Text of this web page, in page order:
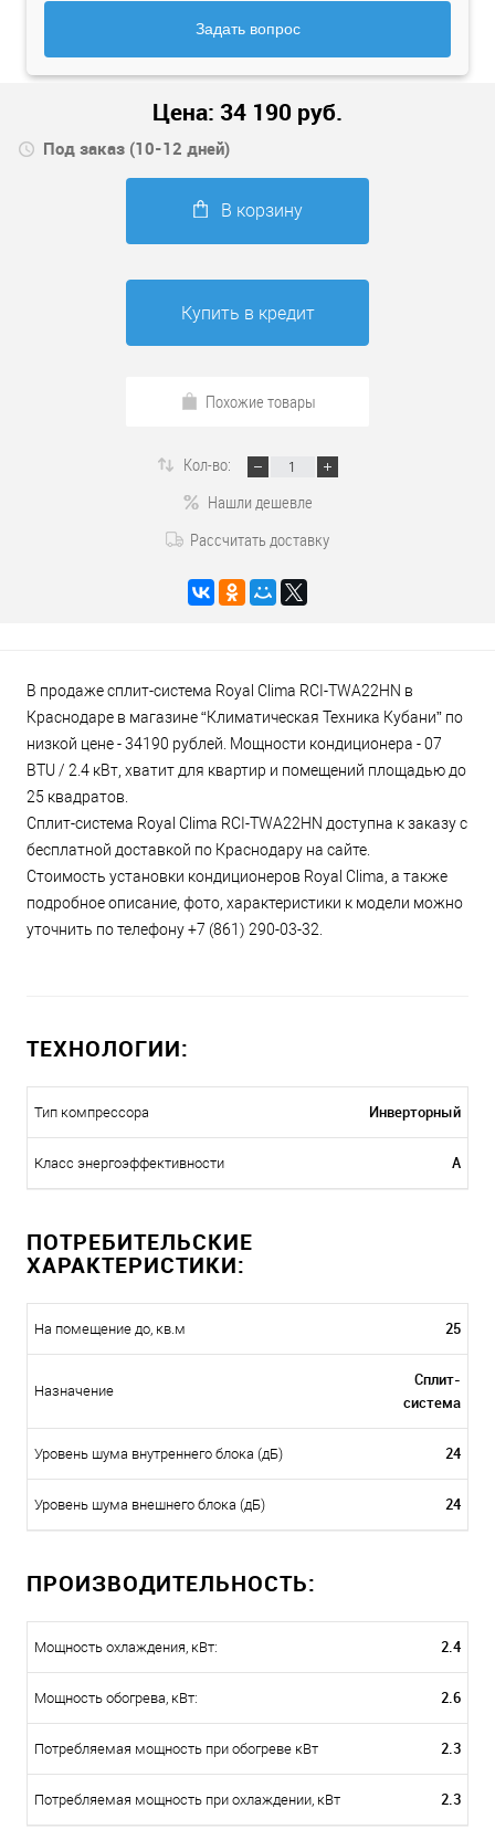
Задать вопрос
Цена: 34 190 руб.
Под заказ (10-12 дней)
В корзину
Купить в кредит
Похожие товары
Кол-во:
Нашли дешевле
Рассчитать доставку
В продаже сплит-система Royal Clima RCI-TWA22HN в
Краснодаре в магазине “Климатическая Техника Кубани” по
низкой цене - 34190 рублей. Мощности кондиционера - 07
BTU / 2.4 кВт, хватит для квартир и помещений площадью до
25 квадратов.
Сплит-система Royal Clima RCI-TWA22HN доступна к заказу с
бесплатной доставкой по Краснодару на сайте.
Стоимость установки кондиционеров Royal Clima, а также
подробное описание, фото, характеристики к модели можно
уточнить по телефону +7 (861) 290-03-32.
ТЕХНОЛОГИИ:
Тип компрессора Инверторный
Класс энергоэффективности A
ПОТРЕБИТЕЛЬСКИЕ
ХАРАКТЕРИСТИКИ:
На помещение до, кв.м 25
Назначение
Сплит-
система
Уровень шума внутреннего блока (дБ) 24
Уровень шума внешнего блока (дБ) 24
ПРОИЗВОДИТЕЛЬНОСТЬ:
Мощность охлаждения, кВт: 2.4
Мощность обогрева, кВт: 2.6
Потребляемая мощность при обогреве кВт 2.3
Потребляемая мощность при охлаждении, кВт 2.3